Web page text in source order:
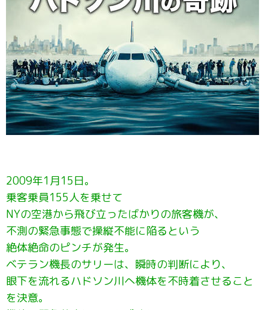
2009年1月15日。
乗客乗員155人を乗せて
NYの空港から飛び立ったばかりの旅客機が、
不測の緊急事態で操縦不能に陥るという
絶体絶命のピンチが発生。
ベテラン機長のサリーは、瞬時の判断により、
眼下を流れるハドソン川へ機体を不時着させること
を決意。